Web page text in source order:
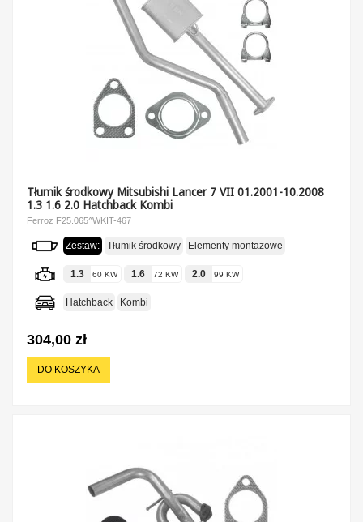
Tłumik środkowy Mitsubishi Lancer 7 VII 01.2001-10.2008
1.3 1.6 2.0 Hatchback Kombi
Ferroz F25.065^WKIT-467
Zestaw: Tłumik środkowy Elementy montażowe
1.3 60 KW 1.6 72 KW 2.0 99 KW
Hatchback Kombi
304,00 zł
DO KOSZYKA